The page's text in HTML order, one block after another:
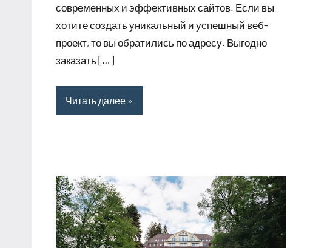
современных и эффективных сайтов. Если вы
хотите создать уникальный и успешный веб-
проект, то вы обратились по адресу. Выгодно
заказать […]
Читать далее